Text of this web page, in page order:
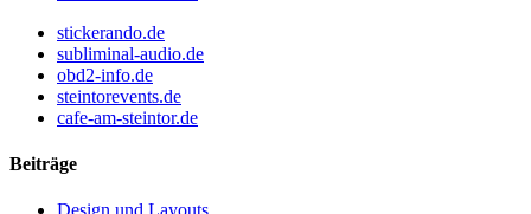
stickerando.de
subliminal-audio.de
obd2-info.de
steintorevents.de
cafe-am-steintor.de
Beiträge